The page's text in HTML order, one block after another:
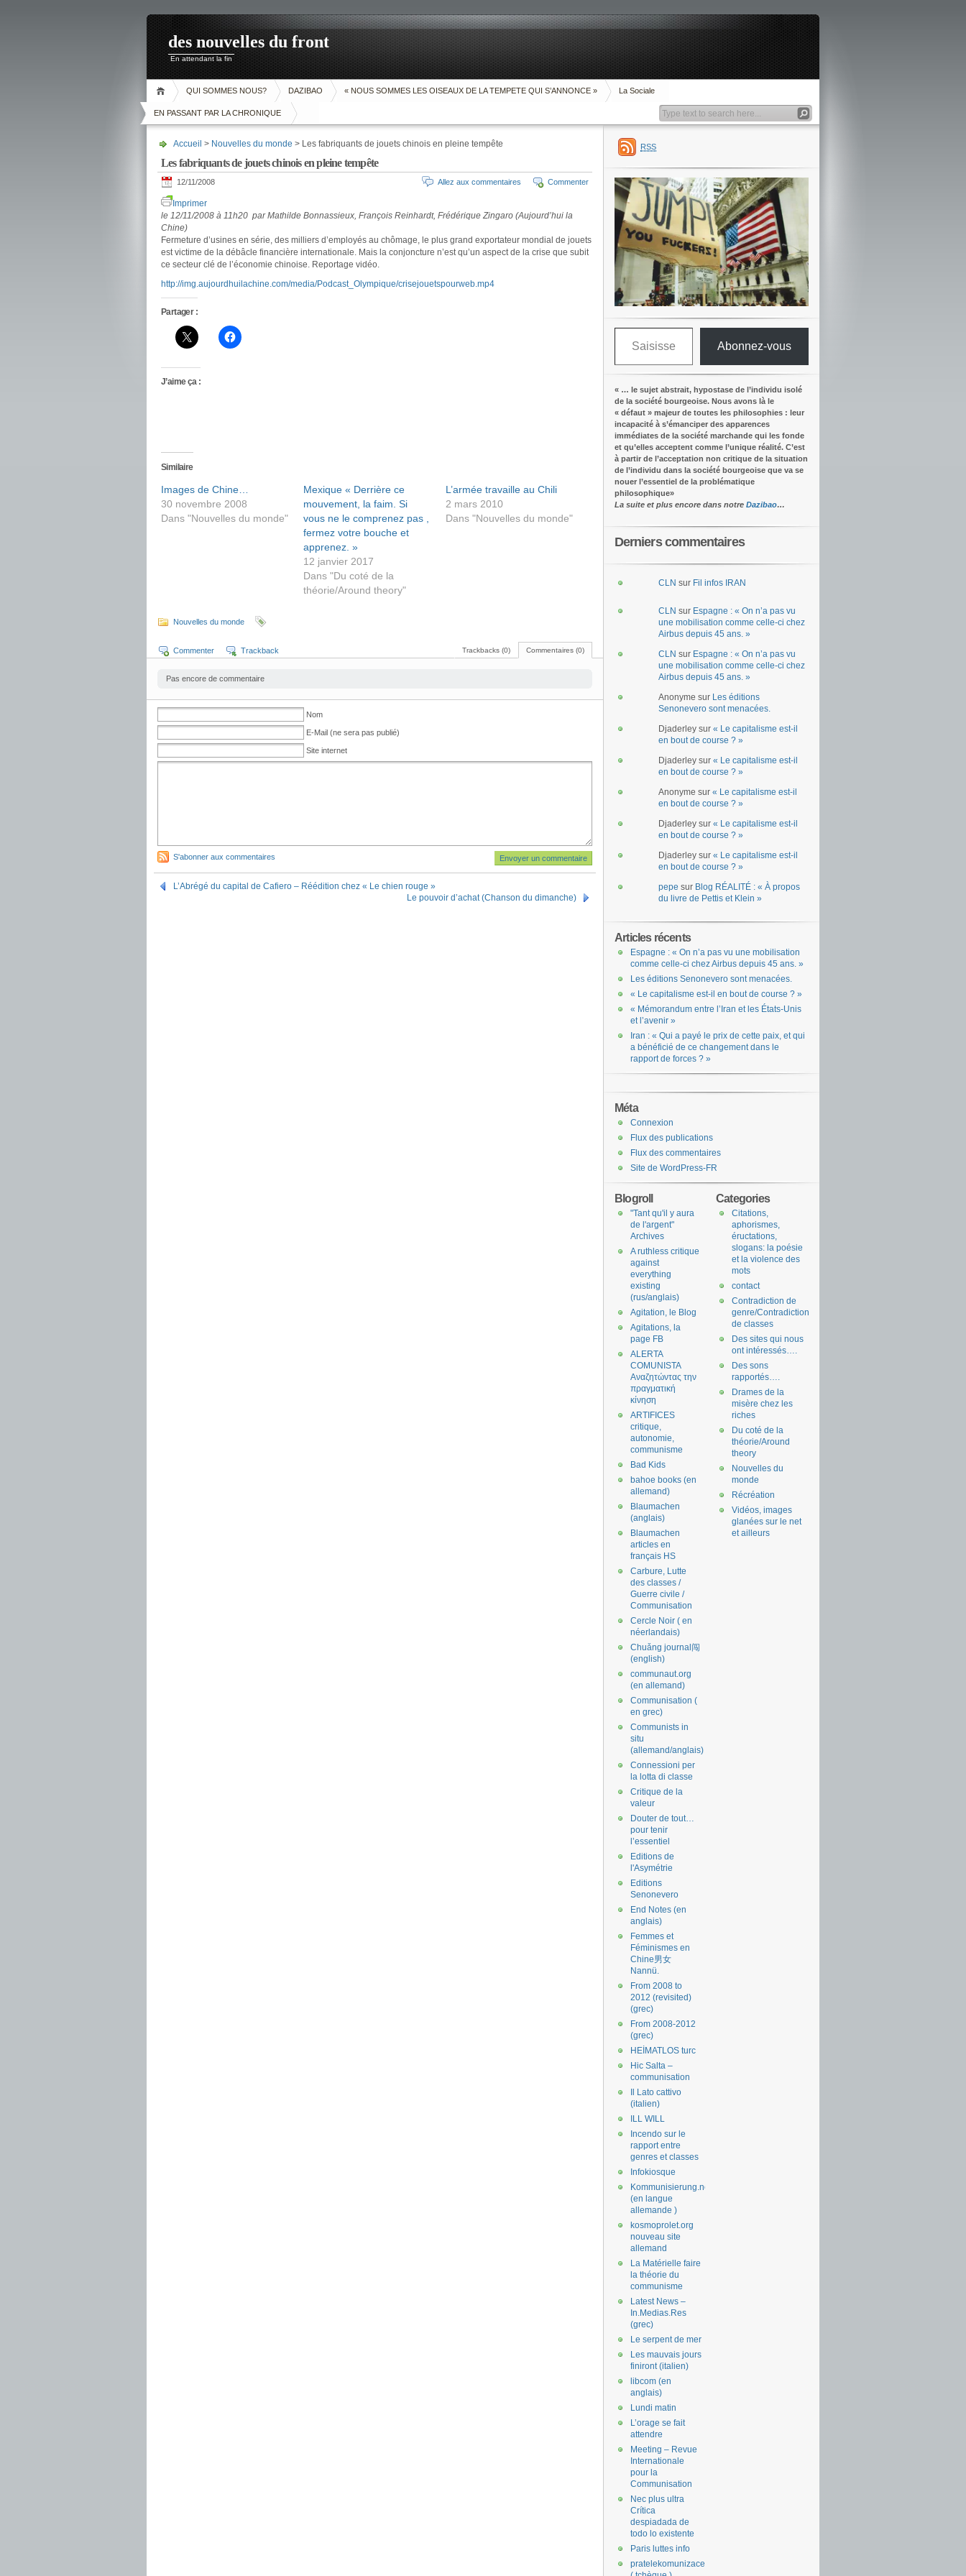
des nouvelles du front
En attendant la fin
QUI SOMMES NOUS? DAZIBAO « NOUS SOMMES LES OISEAUX DE LA TEMPETE QUI S’ANNONCE » La Sociale
EN PASSANT PAR LA CHRONIQUE
Accueil > Nouvelles du monde > Les fabriquants de jouets chinois en pleine tempête
Les fabriquants de jouets chinois en pleine tempête
12/11/2008 Commenter
Allez aux commentaires
Imprimer
le 12/11/2008 à 11h20 par Mathilde Bonnassieux, François Reinhardt, Frédérique Zingaro (Aujourd’hui la
Chine)
Fermeture d’usines en série, des milliers d’employés au chômage, le plus grand exportateur mondial de jouets
est victime de la débâcle financière internationale. Mais la conjoncture n’est qu’un aspect de la crise que subit
ce secteur clé de l’économie chinoise. Reportage vidéo.
http://img.aujourdhuilachine.com/media/Podcast_Olympique/crisejouetspourweb.mp4
Partager :
J’aime ça :
Similaire
Images de Chine…
30 novembre 2008
Dans "Nouvelles du monde"
Mexique « Derrière ce
mouvement, la faim. Si
vous ne le comprenez pas ,
fermez votre bouche et
apprenez. »
12 janvier 2017
Dans "Du coté de la
théorie/Around theory"
L’armée travaille au Chili
2 mars 2010
Dans "Nouvelles du monde"
Nouvelles du monde
Commentaires (0)
Trackbacks (0)
Commenter Trackback
Pas encore de commentaire
Nom
E-Mail (ne sera pas publié)
Site internet
S'abonner aux commentaires
L’Abrégé du capital de Cafiero – Réédition chez « Le chien rouge »
Le pouvoir d’achat (Chanson du dimanche)
RSS
Saisissez votre adresse e-mail…
Abonnez-vous
« … le sujet abstrait, hypostase de l’individu isolé
de la société bourgeoise. Nous avons là le
« défaut » majeur de toutes les philosophies : leur
incapacité à s’émanciper des apparences
immédiates de la société marchande qui les fonde
et qu’elles acceptent comme l’unique réalité. C’est
à partir de l’acceptation non critique de la situation
de l’individu dans la société bourgeoise que va se
nouer l’essentiel de la problématique
philosophique»
La suite et plus encore dans notre Dazibao…
Derniers commentaires
CLN sur Fil infos IRAN
CLN sur Espagne : « On n’a pas vu
une mobilisation comme celle-ci chez
Airbus depuis 45 ans. »
CLN sur Espagne : « On n’a pas vu
une mobilisation comme celle-ci chez
Airbus depuis 45 ans. »
Anonyme sur Les éditions
Senonevero sont menacées.
Djaderley sur « Le capitalisme est-il
en bout de course ? »
Djaderley sur « Le capitalisme est-il
en bout de course ? »
Anonyme sur « Le capitalisme est-il
en bout de course ? »
Djaderley sur « Le capitalisme est-il
en bout de course ? »
Djaderley sur « Le capitalisme est-il
en bout de course ? »
pepe sur Blog RÉALITÉ : « À propos
du livre de Pettis et Klein »
Articles récents
Espagne : « On n’a pas vu une mobilisation
comme celle-ci chez Airbus depuis 45 ans. »
Les éditions Senonevero sont menacées.
« Le capitalisme est-il en bout de course ? »
« Mémorandum entre l’Iran et les États-Unis
et l’avenir »
Iran : « Qui a payé le prix de cette paix, et qui
a bénéficié de ce changement dans le
rapport de forces ? »
Méta
Connexion
Flux des publications
Flux des commentaires
Site de WordPress-FR
Categories
Citations,
aphorismes,
éructations,
slogans: la poésie
et la violence des
mots
contact
Contradiction de
genre/Contradiction
de classes
Des sites qui nous
ont intéressés….
Des sons
rapportés….
Drames de la
misère chez les
riches
Du coté de la
théorie/Around
theory
Nouvelles du
monde
Récréation
Vidéos, images
glanées sur le net
et ailleurs
Blogroll
"Tant qu'il y aura
de l'argent"
Archives
A ruthless critique
against
everything
existing
(rus/anglais)
Agitation, le Blog
Agitations, la
page FB
ALERTA
COMUNISTA
Αναζητώντας την
πραγματική
κίνηση
ARTIFICES
critique,
autonomie,
communisme
Bad Kids
bahoe books (en
allemand)
Blaumachen
(anglais)
Blaumachen
articles en
français HS
Carbure, Lutte
des classes /
Guerre civile /
Communisation
Cercle Noir ( en
néerlandais)
Chuǎng journal闯
(english)
communaut.org
(en allemand)
Communisation (
en grec)
Communists in
situ
(allemand/anglais)
Connessioni per
la lotta di classe
Critique de la
valeur
Douter de tout…
pour tenir
l’essentiel
Editions de
l'Asymétrie
Editions
Senonevero
End Notes (en
anglais)
Femmes et
Féminismes en
Chine男女
Nannü.
From 2008 to
2012 (revisited)
(grec)
From 2008-2012
(grec)
HEİMATLOS turc
Hic Salta –
communisation
Il Lato cattivo
(italien)
ILL WILL
Incendo sur le
rapport entre
genres et classes
Infokiosque
Kommunisierung.net
(en langue
allemande )
kosmoprolet.org
nouveau site
allemand
La Matérielle faire
la théorie du
communisme
Latest News –
In.Medias.Res
(grec)
Le serpent de mer
Les mauvais jours
finiront (italien)
libcom (en
anglais)
Lundi matin
L’orage se fait
attendre
Meeting – Revue
Internationale
pour la
Communisation
Nec plus ultra
Crítica
despiadada de
todo lo existente
Paris luttes info
pratelekomunizace